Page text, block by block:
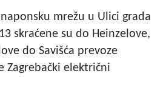
mrežu u Ulici grada
skraćene su do Heinzelove,
do Savišća prevoze
Zagrebački električni